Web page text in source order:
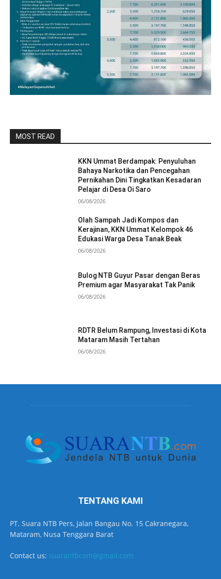
MOST READ
KKN Ummat Berdampak: Penyuluhan
Bahaya Narkotika dan Pencegahan
Pernikahan Dini Tingkatkan Kesadaran
Pelajar di Desa Oi Saro
06/08/2026
Olah Sampah Jadi Kompos dan
Kerajinan, KKN Ummat Kelompok 46
Edukasi Warga Desa Tanak Beak
06/08/2026
Bulog NTB Guyur Pasar dengan Beras
Premium agar Masyarakat Tak Panik
06/08/2026
RDTR Belum Rampung, Investasi di Kota
Mataram Masih Tertahan
06/08/2026
TENTANG KAMI
PT. Suara NTB Pers, Jalan Bangau No. 15 Cakranegara,
Mataram, Nusa Tenggara Barat
Contact us: suarantbcom@gmail.com